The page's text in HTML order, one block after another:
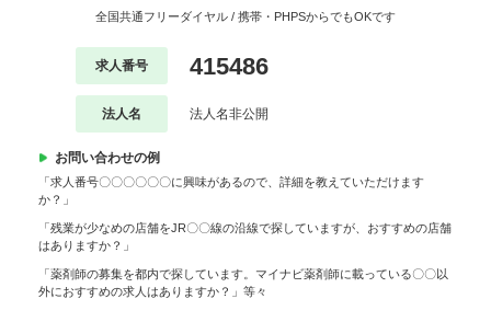
全国共通フリーダイヤル / 携帯・PHPSからでもOKです
求人番号 415486
法人名 法人名非公開
お問い合わせの例
「求人番号〇〇〇〇〇〇に興味があるので、詳細を教えていただけます
か？」
「残業が少なめの店舗をJR〇〇線の沿線で探していますが、おすすめの店舗
はありますか？」
「薬剤師の募集を都内で探しています。マイナビ薬剤師に載っている〇〇以
外におすすめの求人はありますか？」等々